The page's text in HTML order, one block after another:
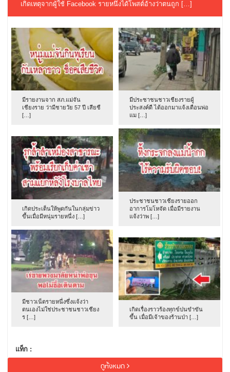
เกิดเหตุจากผู้ใช้ Facebook รายหนึ่งได้โพสต์อ้างว่าตนถูก […]
มีรายงานจาก สภ.แม่จัน
เชียงราย ว่ามีชายวัย 57 ปี เสียชี
[…]
มีประชาชนชาวเชียงรายผู้
ประสงค์ดี ได้ออกมาแจ้งเตือนพ่อ
แม […]
เกิดประเด็นให้พูดกันในกลุ่มข่าว
ขึ้นเมื่อมีหนุ่มรายหนึ่ง […]
ประชาชนชาวเชียงรายออก
อาการโมโหจัด เมื่อมีรายงาน
แจ้งว่าพ […]
มีชาวเน็ตรายหนึ่งซึ่งแจ้งว่า
ตนเองไม่ใช่ประชาชนชาวเชียง
ร […]
เกิดเรื่องราวร้องทุกข์ปนขำขัน
ขึ้น เมื่อมีเจ้าของร้านป่า […]
แท็ก :
ดูทั้งหมด